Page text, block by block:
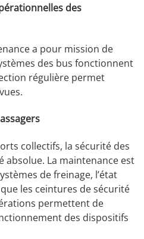
des
a pour mission de
des bus fonctionnent
régulière permet
collectifs, la sécurité des
absolue. La maintenance est
de freinage, l’état
les ceintures de sécurité
permettent de
des dispositifs